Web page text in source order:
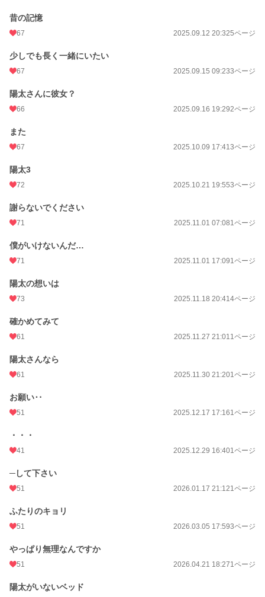
昔の記憶
67 2025.09.12 20:325ページ
少しでも長く一緒にいたい
67 2025.09.15 09:233ページ
陽太さんに彼女？
66 2025.09.16 19:292ページ
また
67 2025.10.09 17:413ページ
陽太3
72 2025.10.21 19:553ページ
謝らないでください
71 2025.11.01 07:081ページ
僕がいけないんだ…
71 2025.11.01 17:091ページ
陽太の想いは
73 2025.11.18 20:414ページ
確かめてみて
61 2025.11.27 21:011ページ
陽太さんなら
61 2025.11.30 21:201ページ
お願い‥
51 2025.12.17 17:161ページ
・・・
41 2025.12.29 16:401ページ
─して下さい
51 2026.01.17 21:121ページ
ふたりのキョリ
51 2026.03.05 17:593ページ
やっぱり無理なんですか
51 2026.04.21 18:271ページ
陽太がいないベッド